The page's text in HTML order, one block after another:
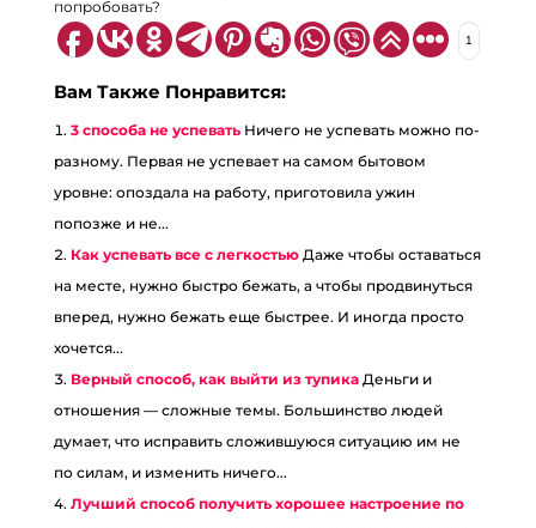
попробовать?⠀
1
Вам Также Понравится:
3 способа не успевать Ничего не успевать можно по-
разному. Первая не успевает на самом бытовом
уровне: опоздала на работу, приготовила ужин
попозже и не...
Как успевать все с легкостью Даже чтобы оставаться
на месте, нужно быстро бежать, а чтобы продвинуться
вперед, нужно бежать еще быстрее. И иногда просто
хочется...
Верный способ, как выйти из тупика Деньги и
отношения — сложные темы. Большинство людей
думает, что исправить сложившуюся ситуацию им не
по силам, и изменить ничего...
Лучший способ получить хорошее настроение по